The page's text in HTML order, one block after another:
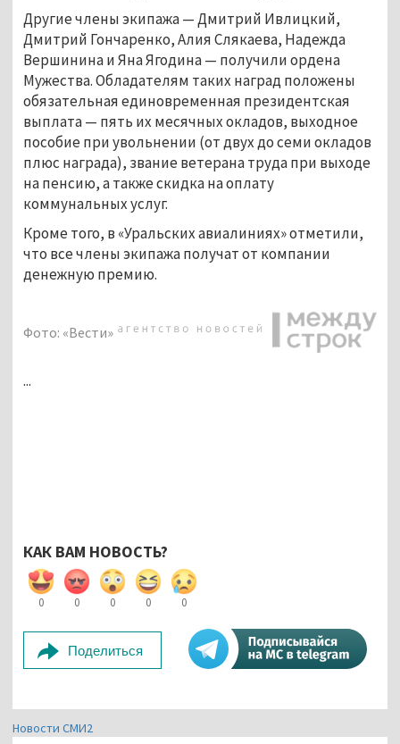
Другие члены экипажа — Дмитрий Ивлицкий,
Дмитрий Гончаренко, Алия Слякаева, Надежда
Вершинина и Яна Ягодина — получили ордена
Мужества. Обладателям таких наград положены
обязательная единовременная президентская
выплата — пять их месячных окладов, выходное
пособие при увольнении (от двух до семи окладов
плюс награда), звание ветерана труда при выходе
на пенсию, а также скидка на оплату
коммунальных услуг.
Кроме того, в «Уральских авиалиниях» отметили,
что все члены экипажа получат от компании
денежную премию.
Фото: «Вести»
...
КАК ВАМ НОВОСТЬ?
0 0 0 0 0
Поделиться
Новости СМИ2